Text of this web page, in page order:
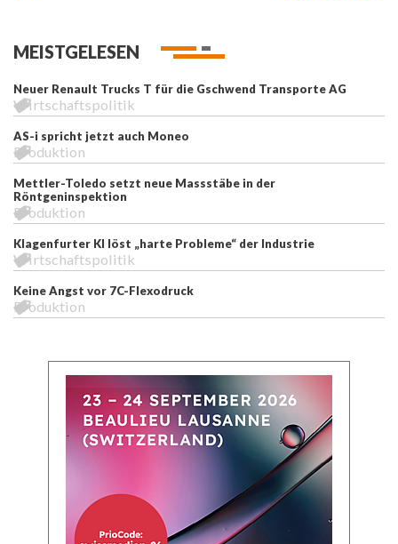
MEISTGELESEN
Neuer Renault Trucks T für die Gschwend Transporte AG
Wirtschaftspolitik
AS-i spricht jetzt auch Moneo
Produktion
Mettler-Toledo setzt neue Massstäbe in der
Röntgeninspektion
Produktion
Klagenfurter KI löst „harte Probleme“ der Industrie
Wirtschaftspolitik
Keine Angst vor 7C-Flexodruck
Produktion